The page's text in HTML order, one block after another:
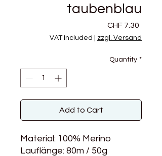
taubenblau
CHF 7.30
VAT Included zzgl. Versand
Quantity *
Add to Cart
Material: 100% Merino
Lauflänge: 80m / 50g